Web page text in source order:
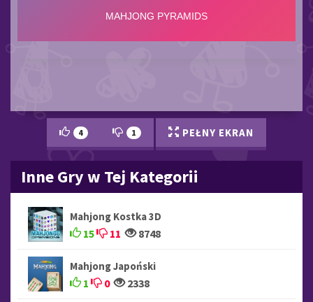
4 1 PEŁNY EKRAN
Inne Gry w Tej Kategorii
Mahjong Kostka 3D
15 11 8748
Mahjong Japoński
1 0 2338